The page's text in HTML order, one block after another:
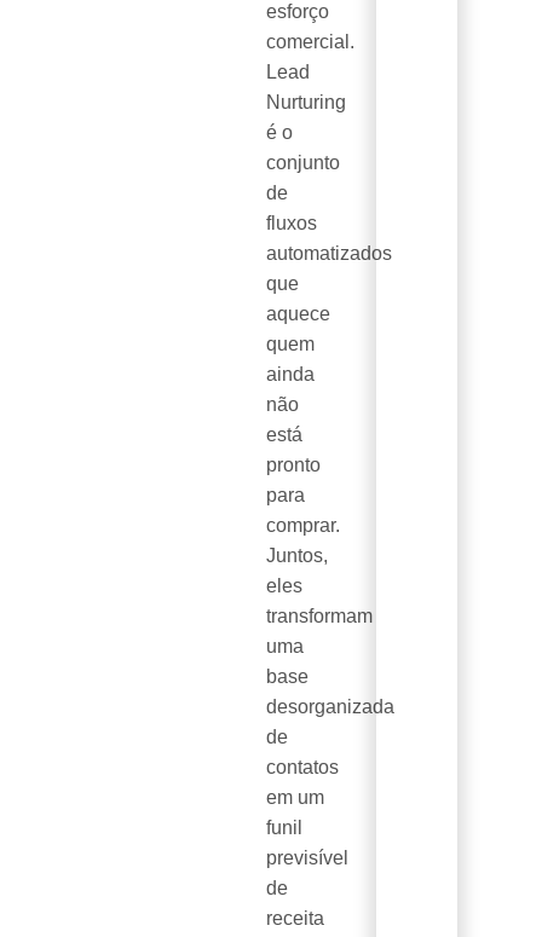
esforço
comercial.
Lead
Nurturing
é o
conjunto
de
fluxos
automatizados
que
aquece
quem
ainda
não
está
pronto
para
comprar.
Juntos,
eles
transformam
uma
base
desorganizada
de
contatos
em um
funil
previsível
de
receita